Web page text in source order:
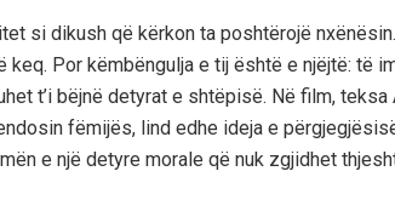
si dikush që kërkon ta poshtërojë
keq. Por këmbëngulja e tij është e njëjtë: të
t’i bëjnë detyrat e shtëpisë. Në film,
fëmijës, lind edhe ideja e
e një detyre morale që nuk zgjidhet